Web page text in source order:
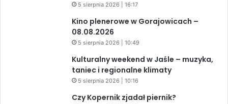
5 sierpnia 2026 | 16:17
Kino plenerowe w Gorajowicach –
08.08.2026
5 sierpnia 2026 | 10:49
Kulturalny weekend w Jaśle – muzyka,
taniec i regionalne klimaty
5 sierpnia 2026 | 10:16
Czy Kopernik zjadał piernik?